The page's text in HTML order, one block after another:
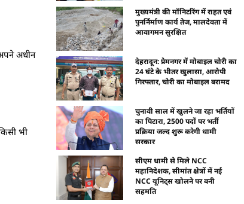
अधीन
भी
मुख्यमंत्री की मॉनिटरिंग में राहत एवं
पुनर्निर्माण कार्य तेज, मालदेवता में
आवागमन सुरक्षित
देहरादून: प्रेमनगर में मोबाइल चोरी का
24 घंटे के भीतर खुलासा, आरोपी
गिरफ्तार, चोरी का मोबाइल बरामद
चुनावी साल में खुलने जा रहा भर्तियों
का पिटारा, 2500 पदों पर भर्ती
प्रक्रिया जल्द शुरू करेगी धामी
सरकार
सीएम धामी से मिले NCC
महानिदेशक, सीमांत क्षेत्रों में नई
NCC यूनिट्स खोलने पर बनी
सहमति